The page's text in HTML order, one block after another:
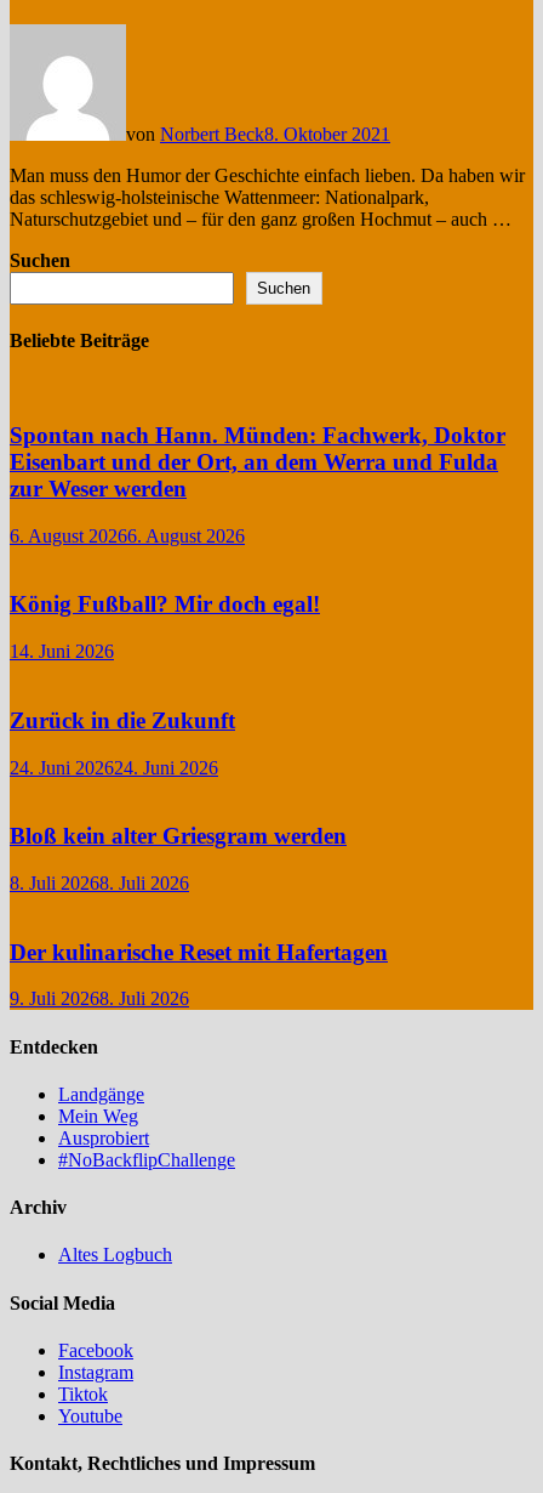
von Norbert Beck8. Oktober 2021
Man muss den Humor der Geschichte einfach lieben. Da haben wir
das schleswig-holsteinische Wattenmeer: Nationalpark,
Naturschutzgebiet und – für den ganz großen Hochmut – auch …
Suchen
Suchen
Beliebte Beiträge
Spontan nach Hann. Münden: Fachwerk, Doktor
Eisenbart und der Ort, an dem Werra und Fulda
zur Weser werden
6. August 20266. August 2026
König Fußball? Mir doch egal!
14. Juni 2026
Zurück in die Zukunft
24. Juni 202624. Juni 2026
Bloß kein alter Griesgram werden
8. Juli 20268. Juli 2026
Der kulinarische Reset mit Hafertagen
9. Juli 20268. Juli 2026
Entdecken
Landgänge
Mein Weg
Ausprobiert
#NoBackflipChallenge
Archiv
Altes Logbuch
Social Media
Facebook
Instagram
Tiktok
Youtube
Kontakt, Rechtliches und Impressum